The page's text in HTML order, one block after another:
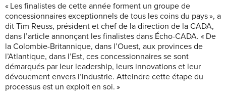
« Les finalistes de cette année forment un groupe de
concessionnaires exceptionnels de tous les coins du pays », a
dit Tim Reuss, président et chef de la direction de la CADA,
dans l’article annonçant les finalistes dans Écho-CADA. « De
la Colombie-Britannique, dans l’Ouest, aux provinces de
l’Atlantique, dans l’Est, ces concessionnaires se sont
démarqués par leur leadership, leurs innovations et leur
dévouement envers l’industrie. Atteindre cette étape du
processus est un exploit en soi. »